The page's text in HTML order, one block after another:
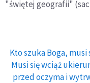
"świętej geografii"
Kto szuka Boga,
Musi się wciąż
przed oczyma i